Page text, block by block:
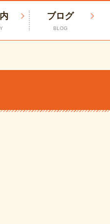
ブログ
BLOG